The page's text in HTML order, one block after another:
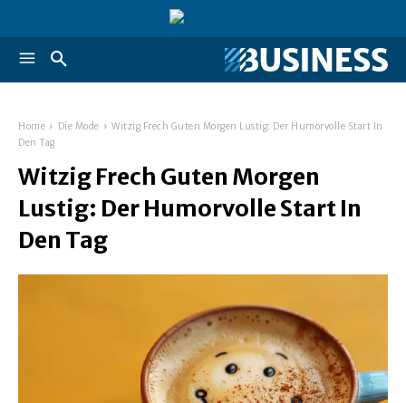
Home Die Mode
Witzig Frech Guten Morgen Lustig: Der Humorvolle Start In
Den Tag
Witzig Frech Guten Morgen
Lustig: Der Humorvolle Start In
Den Tag